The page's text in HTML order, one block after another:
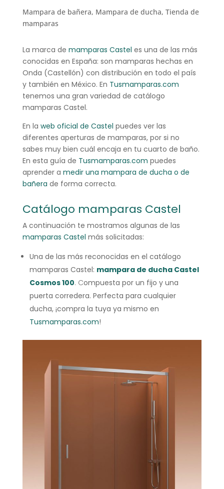
Mampara de bañera, Mampara de ducha, Tienda de
mamparas
La marca de mamparas Castel es una de las más
conocidas en España: son mamparas hechas en
Onda (Castellón) con distribución en todo el país
y también en México. En Tusmamparas.com
tenemos una gran variedad de catálogo
mamparas Castel.
En la web oficial de Castel puedes ver las
diferentes aperturas de mamparas, por si no
sabes muy bien cuál encaja en tu cuarto de baño.
En esta guía de Tusmamparas.com puedes
aprender a medir una mampara de ducha o de
bañera de forma correcta.
Catálogo mamparas Castel
A continuación te mostramos algunas de las
mamparas Castel más solicitadas:
Una de las más reconocidas en el catálogo
mamparas Castel: mampara de ducha Castel
Cosmos 100. Compuesta por un fijo y una
puerta corredera. Perfecta para cualquier
ducha, ¡compra la tuya ya mismo en
Tusmamparas.com!